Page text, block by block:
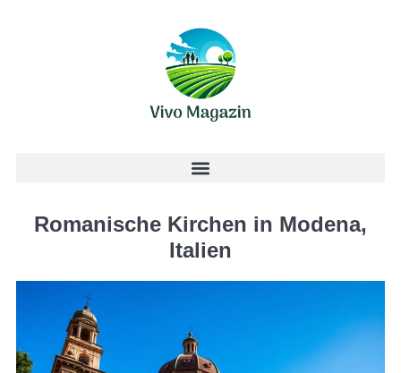
Romanische Kirchen in Modena,
Italien